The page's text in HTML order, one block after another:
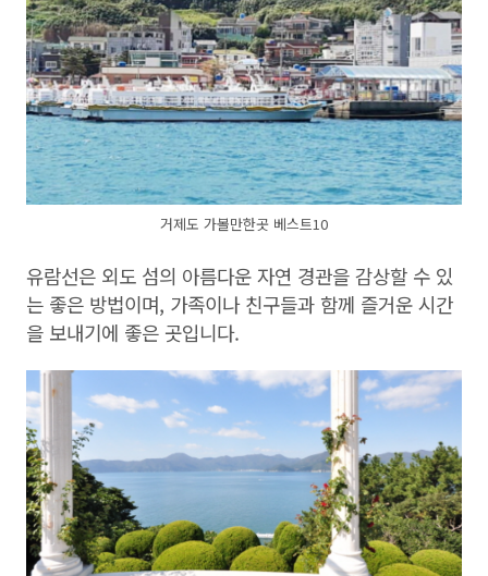
거제도 가볼만한곳 베스트10
유람선은 외도 섬의 아름다운 자연 경관을 감상할 수 있
는 좋은 방법이며, 가족이나 친구들과 함께 즐거운 시간
을 보내기에 좋은 곳입니다.